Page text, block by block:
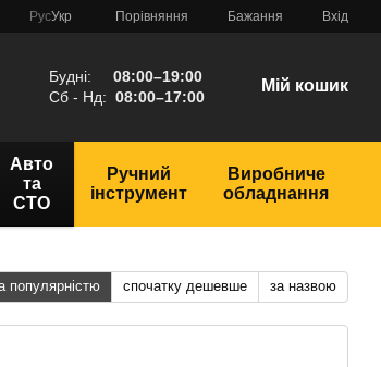
РусУкр Порівняння Бажання Вхід
Будні: 08:00–19:00
Сб - Нд: 08:00–17:00
Мій кошик
Авто
та
СТО
Ручний
інструмент
Виробниче
обладнання
популярністю спочатку дешевше за назвою